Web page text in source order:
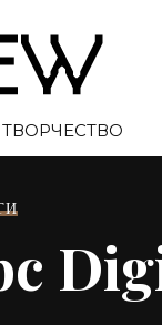
ТВОРЧЕСТВО